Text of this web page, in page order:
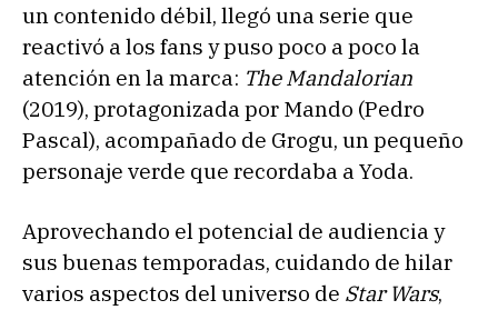
un contenido débil, llegó una serie que
reactivó a los fans y puso poco a poco la
atención en la marca: The Mandalorian
(2019), protagonizada por Mando (Pedro
Pascal), acompañado de Grogu, un pequeño
personaje verde que recordaba a Yoda.
Aprovechando el potencial de audiencia y
sus buenas temporadas, cuidando de hilar
varios aspectos del universo de Star Wars,